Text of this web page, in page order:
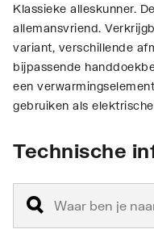
Klassieke alleskunner.
allemansvriend.
variant, verschillende
bijpassende
een
gebruiken als
Technische